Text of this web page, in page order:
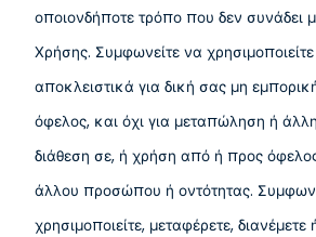
οποιονδήποτε τρόπο που δεν συνάδει
Χρήσης. Συμφωνείτε να χρησιμοποιείτε
αποκλειστικά για δική σας μη
όφελος, και όχι για μεταπώληση ή
διάθεση σε, ή χρήση από ή προς
άλλου προσώπου ή οντότητας.
χρησιμοποιείτε, μεταφέρετε, διανέμετε